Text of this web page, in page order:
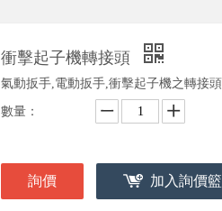
衝擊起子機轉接頭
氣動扳手,電動扳手,衝擊起子機之轉接頭
數量：
詢價 加入詢價籃